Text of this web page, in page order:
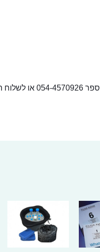
להלן: